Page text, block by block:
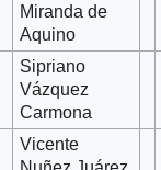
Miranda de
Aquino
Sipriano
Vázquez
Carmona
Vicente